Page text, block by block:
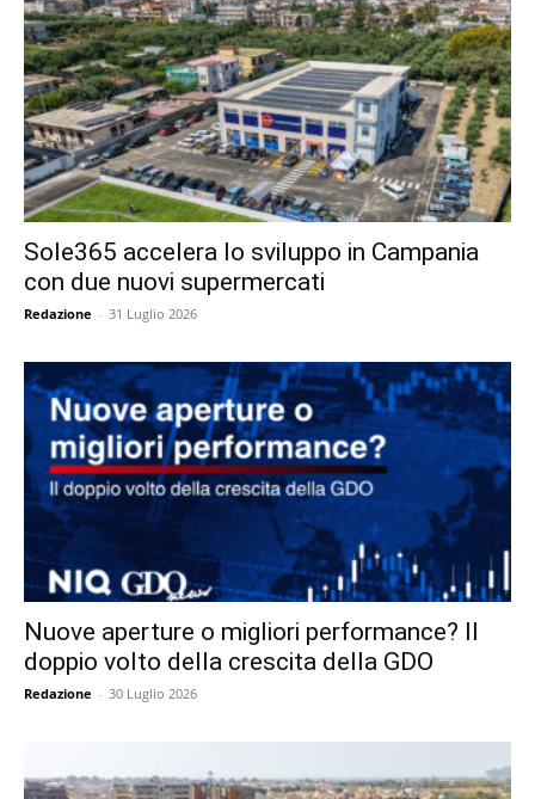
Sole365 accelera lo sviluppo in Campania
con due nuovi supermercati
Redazione - 31 Luglio 2026
Nuove aperture o migliori performance? Il
doppio volto della crescita della GDO
Redazione - 30 Luglio 2026